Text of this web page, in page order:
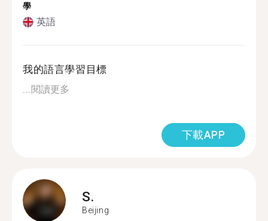
學
英語
我的語言學習目標
...閱讀更多
下載APP
S.
Beijing